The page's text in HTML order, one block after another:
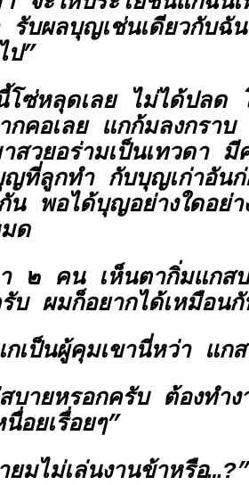
รับผลบุญเช่นเดียวกับฉั
ป”
โซ่หลุดเลย ไม่ได้ปลด
กคอเลย แกก้มลงกรา
สวยอร่ามเป็นเทวดา มี
ญที่ลูกทำ กับบุญเก่าอัน
น พอได้บุญอย่างใดอย่
ด
๒ คน เห็นตากิ่มแกส
บ ผมก็อยากได้เหมือน
กเป็นผู้คุมเขานี่หว่า แก
บายหรอกครับ ต้องทำ
นื่อยเรื่อยๆ”
ยมไม่เล่นงานข้าหรือ